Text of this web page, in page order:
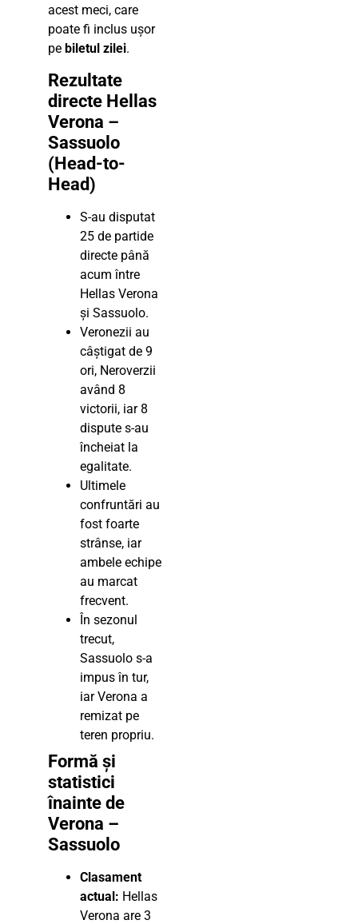
acest meci, care
poate fi inclus ușor
pe biletul zilei.
Rezultate
directe Hellas
Verona –
Sassuolo
(Head-to-
Head)
S-au disputat
25 de partide
directe până
acum între
Hellas Verona
și Sassuolo.
Veronezii au
câștigat de 9
ori, Neroverzii
având 8
victorii, iar 8
dispute s-au
încheiat la
egalitate.
Ultimele
confruntări au
fost foarte
strânse, iar
ambele echipe
au marcat
frecvent.
În sezonul
trecut,
Sassuolo s-a
impus în tur,
iar Verona a
remizat pe
teren propriu.
Formă și
statistici
înainte de
Verona –
Sassuolo
Clasament
actual: Hellas
Verona are 3